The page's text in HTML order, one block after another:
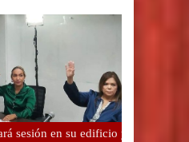
sesión en su edificio y